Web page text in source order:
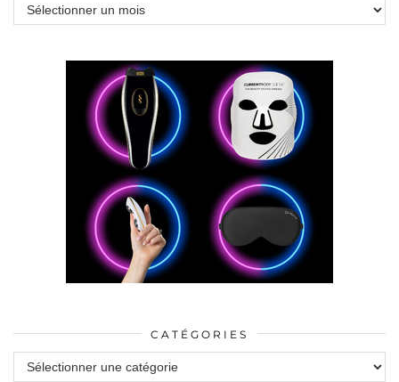
Archives
CATÉGORIES
Catégories